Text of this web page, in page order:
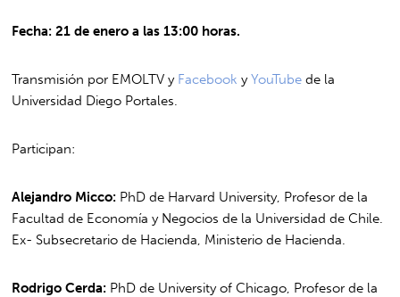
Fecha: 21 de enero a las 13:00 horas.
Transmisión por EMOLTV yFacebook yYouTube de la
Universidad Diego Portales.
Participan:
Alejandro Micco: PhD de Harvard University, Profesor de la
Facultad de Economía y Negocios de la Universidad de Chile.
Ex- Subsecretario de Hacienda, Ministerio de Hacienda.
Rodrigo Cerda: PhD de University of Chicago, Profesor de la